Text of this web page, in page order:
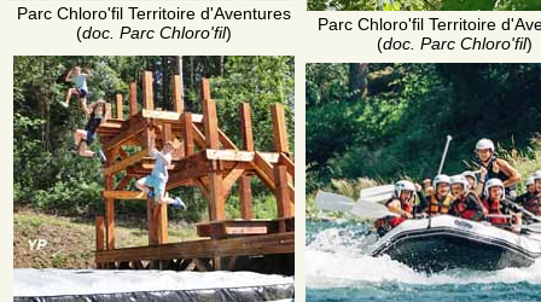
Parc Chloro'fil Territoire d'Aventures
(doc. Parc Chloro'fil)
Parc Chloro'fil Territoire
(doc. Parc Chloro'fil)